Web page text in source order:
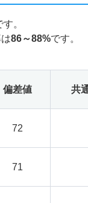
す。
86～88%です。
偏差値 共
72
71